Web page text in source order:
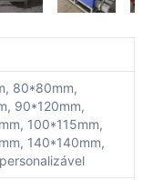
80*80mm,
90*120mm,
100*115mm,
140*140mm,